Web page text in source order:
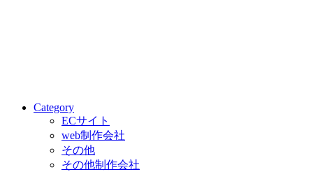
Category
ECサイト
web制作会社
その他
その他制作会社